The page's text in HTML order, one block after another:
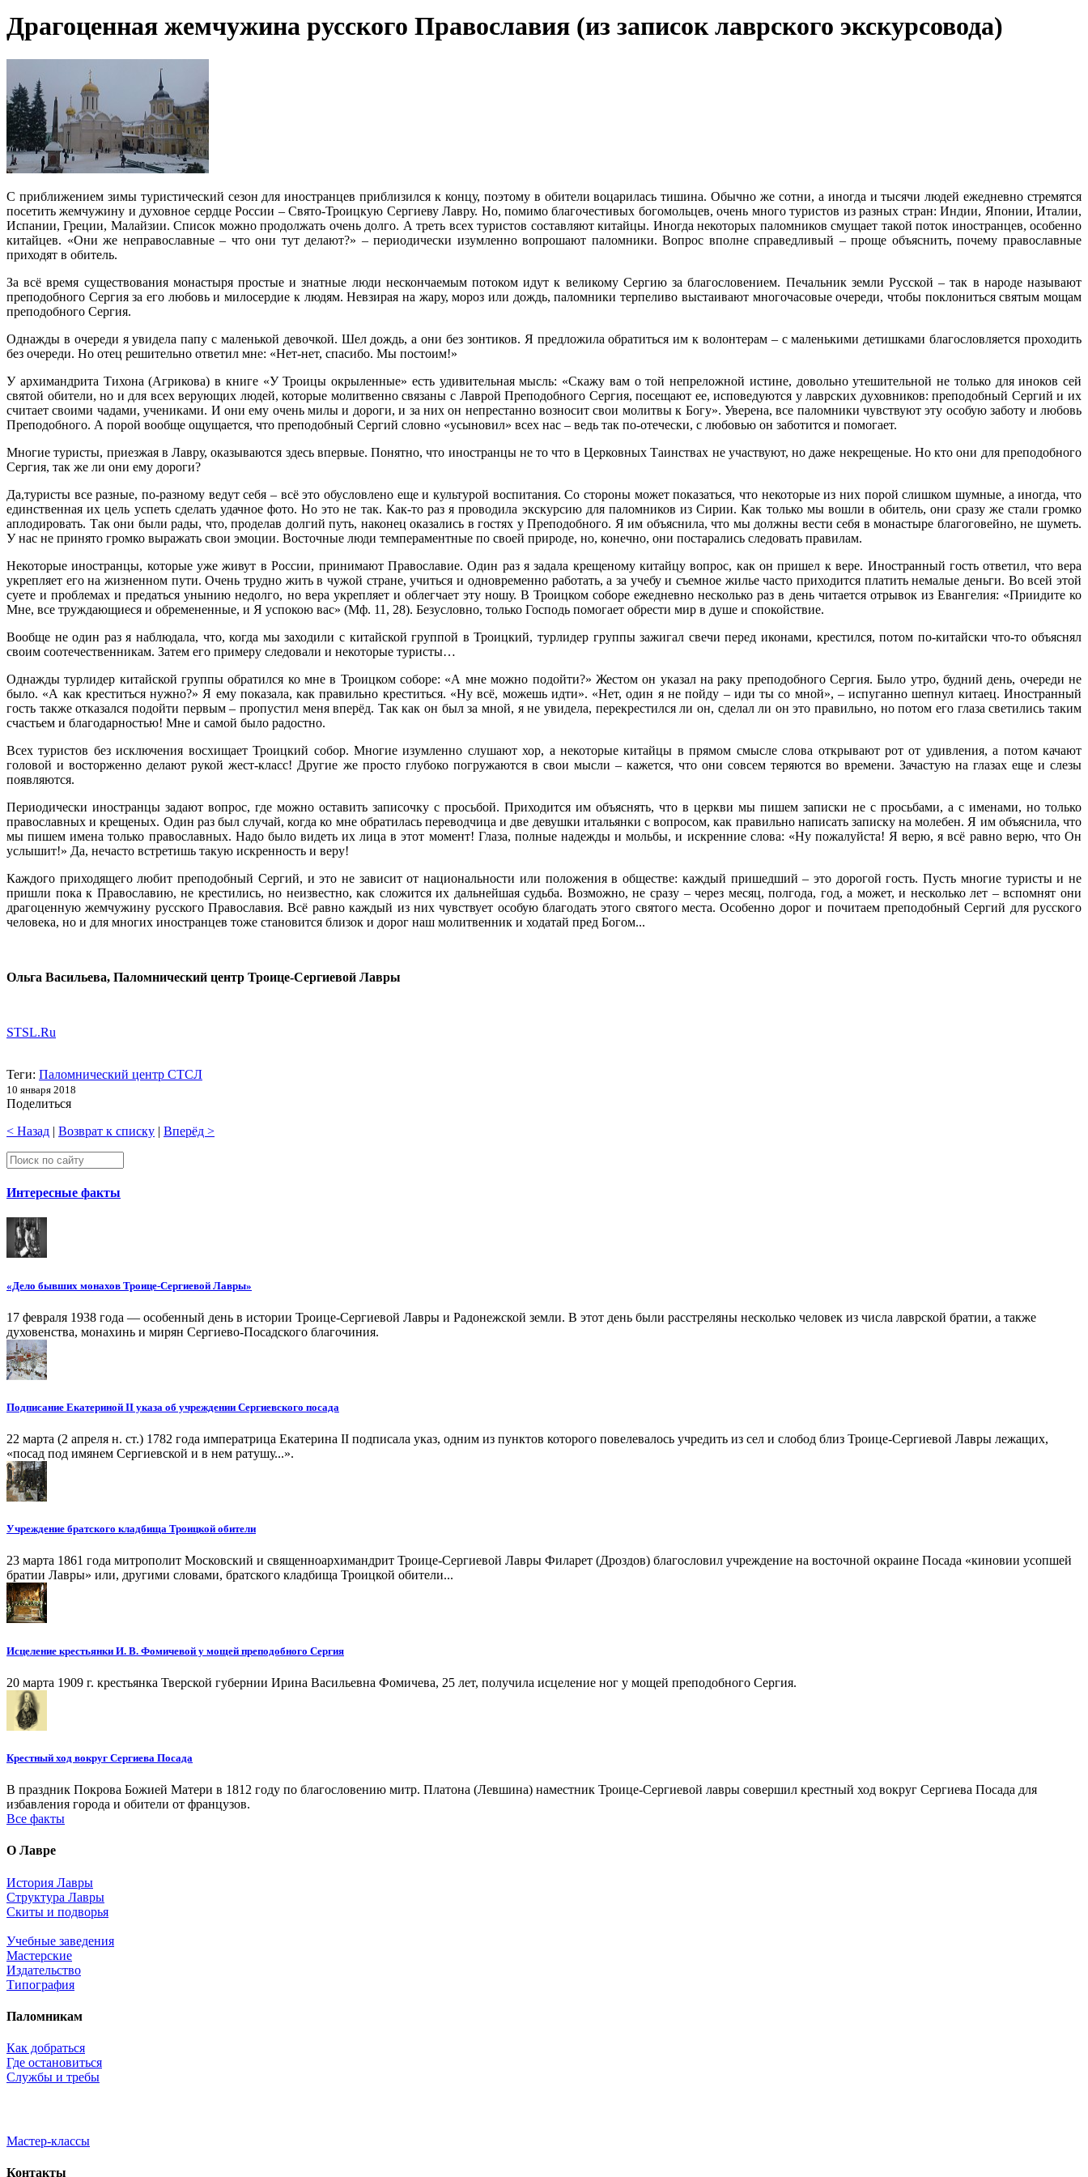
Драгоценная жемчужина русского Православия (из записок лаврского экскурсовода)
С приближением зимы туристический сезон для иностранцев приблизился к концу, поэтому в обители воцарилась тишина. Обычно же сотни, а иногда и тысячи людей ежедневно стремятся
посетить жемчужину и духовное сердце России – Свято-Троицкую Сергиеву Лавру. Но, помимо благочестивых богомольцев, очень много туристов из разных стран: Индии, Японии, Италии,
Испании, Греции, Малайзии. Список можно продолжать очень долго. А треть всех туристов составляют китайцы. Иногда некоторых паломников смущает такой поток иностранцев, особенно
китайцев. «Они же неправославные – что они тут делают?» – периодически изумленно вопрошают паломники. Вопрос вполне справедливый – проще объяснить, почему православные
приходят в обитель.
За всё время существования монастыря простые и знатные люди нескончаемым потоком идут к великому Сергию за благословением. Печальник земли Русской – так в народе называют
преподобного Сергия за его любовь и милосердие к людям. Невзирая на жару, мороз или дождь, паломники терпеливо выстаивают многочасовые очереди, чтобы поклониться святым мощам
преподобного Сергия.
Однажды в очереди я увидела папу с маленькой девочкой. Шел дождь, а они без зонтиков. Я предложила обратиться им к волонтерам – с маленькими детишками благословляется проходить
без очереди. Но отец решительно ответил мне: «Нет-нет, спасибо. Мы постоим!»
У архимандрита Тихона (Агрикова) в книге «У Троицы окрыленные» есть удивительная мысль: «Скажу вам о той непреложной истине, довольно утешительной не только для иноков сей
святой обители, но и для всех верующих людей, которые молитвенно связаны с Лаврой Преподобного Сергия, посещают ее, исповедуются у лаврских духовников: преподобный Сергий и их
считает своими чадами, учениками. И они ему очень милы и дороги, и за них он непрестанно возносит свои молитвы к Богу». Уверена, все паломники чувствуют эту особую заботу и любовь
Преподобного. А порой вообще ощущается, что преподобный Сергий словно «усыновил» всех нас – ведь так по-отечески, с любовью он заботится и помогает.
Многие туристы, приезжая в Лавру, оказываются здесь впервые. Понятно, что иностранцы не то что в Церковных Таинствах не участвуют, но даже некрещеные. Но кто они для преподобного
Сергия, так же ли они ему дороги?
Да,туристы все разные, по-разному ведут себя – всё это обусловлено еще и культурой воспитания. Со стороны может показаться, что некоторые из них порой слишком шумные, а иногда, что
единственная их цель успеть сделать удачное фото. Но это не так. Как-то раз я проводила экскурсию для паломников из Сирии. Как только мы вошли в обитель, они сразу же стали громко
аплодировать. Так они были рады, что, проделав долгий путь, наконец оказались в гостях у Преподобного. Я им объяснила, что мы должны вести себя в монастыре благоговейно, не шуметь.
У нас не принято громко выражать свои эмоции. Восточные люди темпераментные по своей природе, но, конечно, они постарались следовать правилам.
Некоторые иностранцы, которые уже живут в России, принимают Православие. Один раз я задала крещеному китайцу вопрос, как он пришел к вере. Иностранный гость ответил, что вера
укрепляет его на жизненном пути. Очень трудно жить в чужой стране, учиться и одновременно работать, а за учебу и съемное жилье часто приходится платить немалые деньги. Во всей этой
суете и проблемах и предаться унынию недолго, но вера укрепляет и облегчает эту ношу. В Троицком соборе ежедневно несколько раз в день читается отрывок из Евангелия: «Приидите ко
Мне, все труждающиеся и обремененные, и Я успокою вас» (Мф. 11, 28). Безусловно, только Господь помогает обрести мир в душе и спокойствие.
Вообще не один раз я наблюдала, что, когда мы заходили с китайской группой в Троицкий, турлидер группы зажигал свечи перед иконами, крестился, потом по-китайски что-то объяснял
своим соотечественникам. Затем его примеру следовали и некоторые туристы…
Однажды турлидер китайской группы обратился ко мне в Троицком соборе: «А мне можно подойти?» Жестом он указал на раку преподобного Сергия. Было утро, будний день, очереди не
было. «А как креститься нужно?» Я ему показала, как правильно креститься. «Ну всё, можешь идти». «Нет, один я не пойду – иди ты со мной», – испуганно шепнул китаец. Иностранный
гость также отказался подойти первым – пропустил меня вперёд. Так как он был за мной, я не увидела, перекрестился ли он, сделал ли он это правильно, но потом его глаза светились таким
счастьем и благодарностью! Мне и самой было радостно.
Всех туристов без исключения восхищает Троицкий собор. Многие изумленно слушают хор, а некоторые китайцы в прямом смысле слова открывают рот от удивления, а потом качают
головой и восторженно делают рукой жест-класс! Другие же просто глубоко погружаются в свои мысли – кажется, что они совсем теряются во времени. Зачастую на глазах еще и слезы
появляются.
Периодически иностранцы задают вопрос, где можно оставить записочку с просьбой. Приходится им объяснять, что в церкви мы пишем записки не с просьбами, а с именами, но только
православных и крещеных. Один раз был случай, когда ко мне обратилась переводчица и две девушки итальянки с вопросом, как правильно написать записку на молебен. Я им объяснила, что
мы пишем имена только православных. Надо было видеть их лица в этот момент! Глаза, полные надежды и мольбы, и искренние слова: «Ну пожалуйста! Я верю, я всё равно верю, что Он
услышит!» Да, нечасто встретишь такую искренность и веру!
Каждого приходящего любит преподобный Сергий, и это не зависит от национальности или положения в обществе: каждый пришедший – это дорогой гость. Пусть многие туристы и не
пришли пока к Православию, не крестились, но неизвестно, как сложится их дальнейшая судьба. Возможно, не сразу – через месяц, полгода, год, а может, и несколько лет – вспомнят они
драгоценную жемчужину русского Православия. Всё равно каждый из них чувствует особую благодать этого святого места. Особенно дорог и почитаем преподобный Сергий для русского
человека, но и для многих иностранцев тоже становится близок и дорог наш молитвенник и ходатай пред Богом...
Ольга Васильева, Паломнический центр Троице-Сергиевой Лавры
STSL.Ru
Теги: Паломнический центр СТСЛ
10 января 2018
Поделиться
< Назад | Возврат к списку | Вперёд >
Интересные факты
«Дело бывших монахов Троице-Сергиевой Лавры»
17 февраля 1938 года — особенный день в истории Троице-Сергиевой Лавры и Радонежской земли. В этот день были расстреляны несколько человек из числа лаврской братии, а также
духовенства, монахинь и мирян Сергиево-Посадского благочиния.
Подписание Екатериной II указа об учреждении Сергиевского посада
22 марта (2 апреля н. ст.) 1782 года императрица Екатерина II подписала указ, одним из пунктов которого повелевалось учредить из сел и слобод близ Троице-Сергиевой Лавры лежащих,
«посад под имянем Сергиевской и в нем ратушу...».
Учреждение братского кладбища Троицкой обители
23 марта 1861 года митрополит Московский и священноархимандрит Троице-Сергиевой Лавры Филарет (Дроздов) благословил учреждение на восточной окраине Посада «киновии усопшей
братии Лавры» или, другими словами, братского кладбища Троицкой обители...
Исцеление крестьянки И. В. Фомичевой у мощей преподобного Сергия
20 марта 1909 г. крестьянка Тверской губернии Ирина Васильевна Фомичева, 25 лет, получила исцеление ног у мощей преподобного Сергия.
Крестный ход вокруг Сергиева Посада
В праздник Покрова Божией Матери в 1812 году по благословению митр. Платона (Левшина) наместник Троице-Сергиевой лавры совершил крестный ход вокруг Сергиева Посада для
избавления города и обители от французов.
Все факты
О Лавре
История Лавры
Структура Лавры
Скиты и подворья
Учебные заведения
Мастерские
Издательство
Типография
Паломникам
Как добраться
Где остановиться
Службы и требы
Мастер-классы
Контакты